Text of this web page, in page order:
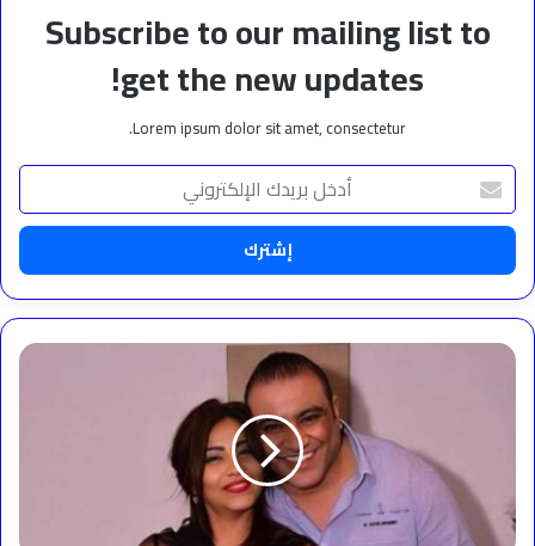
Subscribe to our mailing list to
get the new updates!
Lorem ipsum dolor sit amet, consectetur.
أدخل
بريدك
الإلكتروني
حبس
عليها
بالضرب